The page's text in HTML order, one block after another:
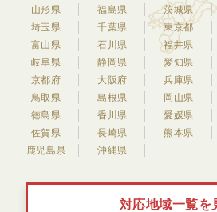
山形県
福島県 茨城県
埼玉県
千葉県 東京都
富山県
石川県 福井県
岐阜県
静岡県 愛知県
京都府
大阪府 兵庫県
鳥取県
島根県 岡山県
徳島県
香川県 愛媛県
佐賀県
長崎県 熊本県
鹿児島県
沖縄県
対応地域一覧を